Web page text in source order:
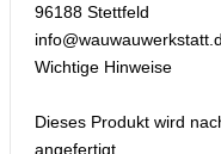
96188 Stettfeld
Wichtige Hinweise
Dieses Produkt wird
angefertigt.